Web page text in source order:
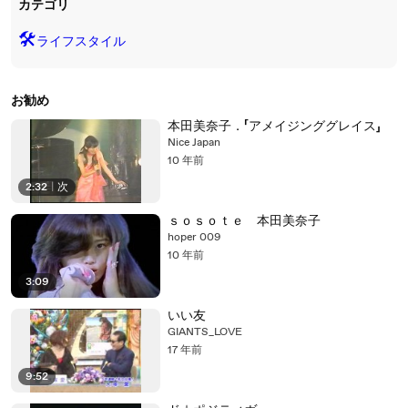
カテゴリ
🛠️ライフスタイル
お勧め
2:32 次
本田美奈子．「アメイジンググレイス」
Nice Japan
10 年前
3:09
ｓｏｓｏｔｅ 本田美奈子
hoper 009
10 年前
9:52
いい友
GIANTS_LOVE
17 年前